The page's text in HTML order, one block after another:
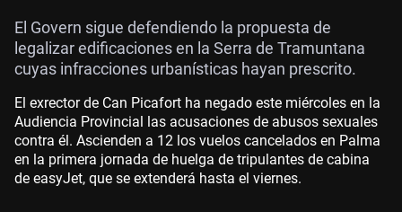
El Govern sigue defendiendo la propuesta de
legalizar edificaciones en la Serra de Tramuntana
cuyas infracciones urbanísticas hayan prescrito.
El exrector de Can Picafort ha negado este miércoles en la
Audiencia Provincial las acusaciones de abusos sexuales
contra él. Ascienden a 12 los vuelos cancelados en Palma
en la primera jornada de huelga de tripulantes de cabina
de easyJet, que se extenderá hasta el viernes.